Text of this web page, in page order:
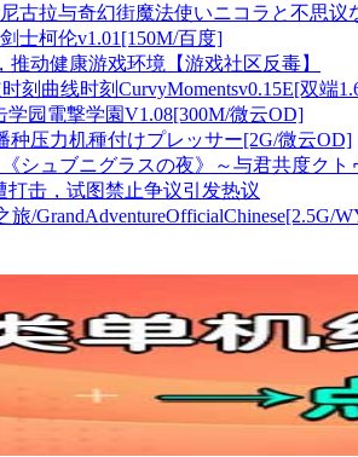
古拉与奇幻街魔法使いニコラと不思议
士柯伦v1.01[150M/百度]
推动健康游戏环境【游戏社区反毒】
刻曲线时刻CurvyMomentsv0.15E[双端
学园電撃学園V1.08[300M/微云OD]
种压力机種付けプレッサー[2G/微云OD]
《シュブニグラスの夜》～与君共度ク
打击，试图禁止争议引发热议
/GrandAdventureOfficialChinese[2.5G/